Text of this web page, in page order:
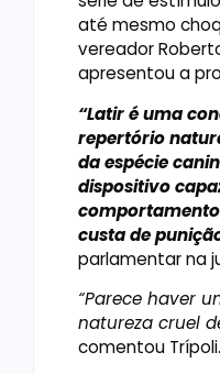
até mesmo
vereador
apresentou a
“Latir é uma
repertório
da espécie
dispositivo
custa de
parlamentar na
“Parece haver
natureza cruel
comentou Trípoli.